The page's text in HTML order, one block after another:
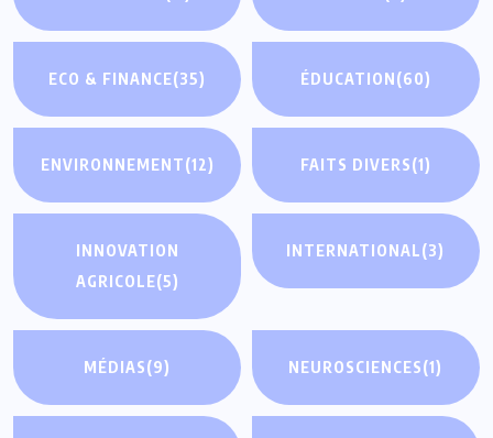
ECO & FINANCE(35) ÉDUCATION(60)
ENVIRONNEMENT(12) FAITS DIVERS(1)
INNOVATION
AGRICOLE(5)
INTERNATIONAL(3)
MÉDIAS(9) NEUROSCIENCES(1)